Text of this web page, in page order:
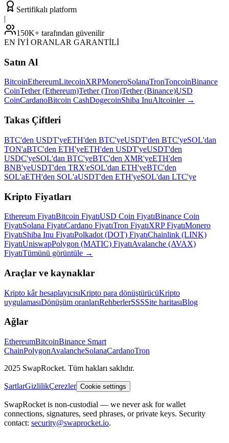
Sertifikalı platform
|
150K+ tarafından güvenilir
EN İYİ ORANLAR GARANTİLİ
Satın Al
BitcoinEthereumLitecoinXRPMoneroSolanaTronToncoinBinance
CoinTether (Ethereum)Tether (Tron)Tether (Binance)USD
CoinCardanoBitcoin CashDogecoinShiba InuAltcoinler→
Takas Çiftleri
BTC'den USDT'yeETH'den BTC'yeUSDT'den BTC'yeSOL'dan
TON'aBTC'den ETH'yeETH'den USDT'yeUSDT'den
USDC'yeSOL'dan BTC'yeBTC'den XMR'yeETH'den
BNB'yeUSDT'den TRX'eSOL'dan ETH'yeBTC'den
SOL'aETH'den SOL'aUSDT'den ETH'yeSOL'dan LTC'ye
Kripto Fiyatları
Ethereum FiyatıBitcoin FiyatıUSD Coin FiyatıBinance Coin
FiyatıSolana FiyatıCardano FiyatıTron FiyatıXRP FiyatıMonero
FiyatıShiba Inu FiyatıPolkadot (DOT) FiyatıChainlink (LINK)
FiyatıUniswapPolygon (MATIC) FiyatıAvalanche (AVAX)
FiyatıTümünü görüntüle →
Araçlar ve kaynaklar
Kripto kâr hesaplayıcısıKripto para dönüştürücüKripto
uygulamasıDönüşüm oranlarıRehberlerSSSSite haritasıBlog
Ağlar
EthereumBitcoinBinance Smart
ChainPolygonAvalancheSolanaCardanoTron
2025 SwapRocket. Tüm hakları saklıdır.
ŞartlarGizlilikÇerezler Cookie settings
SwapRocket is non-custodial — we never ask for wallet
connections, signatures, seed phrases, or private keys. Security
contact: security@swaprocket.io.